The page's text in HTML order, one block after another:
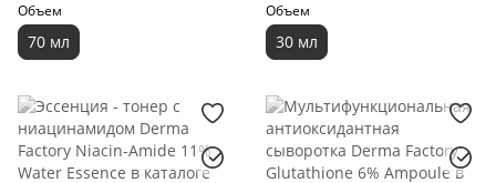
Объем
70 мл
Объем
30 мл